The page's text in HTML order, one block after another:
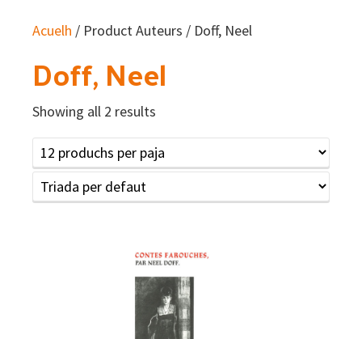
Acuelh / Product Auteurs / Doff, Neel
Doff, Neel
Showing all 2 results